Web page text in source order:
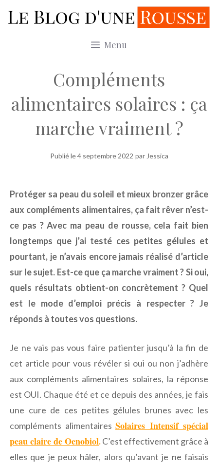
au
Menu
Compléments
alimentaires solaires : ça
marche vraiment ?
Publié le4 septembre 2022 par Jessica
Protéger sa peau du soleil et mieux bronzer grâce
aux compléments alimentaires, ça fait rêver n’est-
ce pas ? Avec ma peau de rousse, cela fait bien
longtemps que j’ai testé ces petites gélules et
pourtant, je n’avais encore jamais réalisé d’article
sur le sujet. Est-ce que ça marche vraiment ? Si oui,
quels résultats obtient-on concrètement ? Quel
est le mode d’emploi précis à respecter ? Je
réponds à toutes vos questions.
Je ne vais pas vous faire patienter jusqu’à la fin de
cet article pour vous révéler si oui ou non j’adhère
aux compléments alimentaires solaires, la réponse
est OUI. Chaque été et ce depuis des années, je fais
une cure de ces petites gélules brunes avec les
compléments alimentaires Solaires Intensif spécial
peau claire de Oenobiol.C’est effectivement grâce à
elles que je peux hâler, alors qu’avant je ne faisais